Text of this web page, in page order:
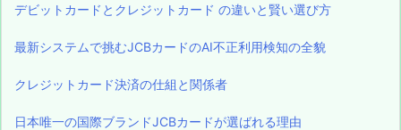
デビットカードとクレジットカード の違いと賢い選び方
最新システムで挑むJCBカードのAI不正利用検知の全貌
クレジットカード決済の仕組と関係者
日本唯一の国際ブランドJCBカードが選ばれる理由